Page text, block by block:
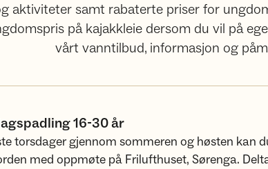
aktiviteter samt rabaterte priser for
på kajakkleie dersom du vil på
vårt vanntilbud, informasjon og
16-30 år
torsdager gjennom sommeren og høsten kan
med oppmøte på Frilufthuset, Sørenga.